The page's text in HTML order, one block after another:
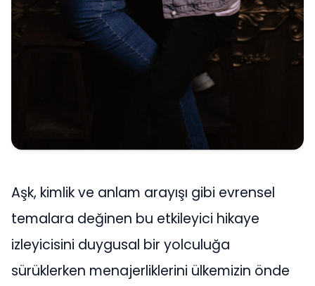
Aşk, kimlik ve anlam arayışı gibi evrensel
temalara değinen bu etkileyici hikaye
izleyicisini duygusal bir yolculuğa
sürüklerken menajerliklerini ülkemizin önde